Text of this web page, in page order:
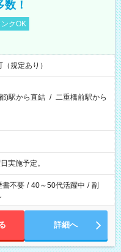
！
ンクOK
規定あり）
)駅から直結 / 二重橋前駅から
実施予定。
書不要 / 40～50代活躍中 / 副
詳細へ